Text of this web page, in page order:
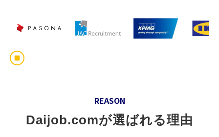
動画でわかるDaijob
お役立ち情報
REASON
Daijob.comが選ばれる理由